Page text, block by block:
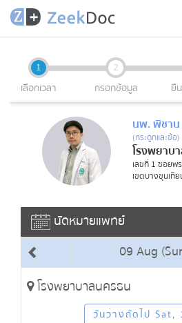
1
เลือกเวลา
2
กรอกข้อมูล
ยื
นพ. พิชา
(กระดูกและข้อ)
โรงพยาบ
เลขที่ 1 ซอยพ
เขตบางขุนเที
นัดหมายแพทย์
09 Aug
โรงพยาบาลนครธน
วันว่างถัดไป Sat,